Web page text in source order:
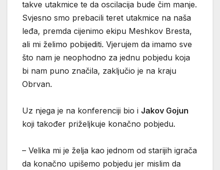
takve utakmice te da oscilacija bude čim manje.
Svjesno smo prebacili teret utakmice na naša
leđa, premda cijenimo ekipu Meshkov Bresta,
ali mi želimo pobijediti. Vjerujem da imamo sve
što nam je neophodno za jednu pobjedu koja
bi nam puno značila, zaključio je na kraju
Obrvan.
Uz njega je na konferenciji bio i Jakov Gojun
koji također priželjkuje konačno pobjedu.
– Velika mi je želja kao jednom od starijih igrača
da konačno upišemo pobjedu jer mislim da